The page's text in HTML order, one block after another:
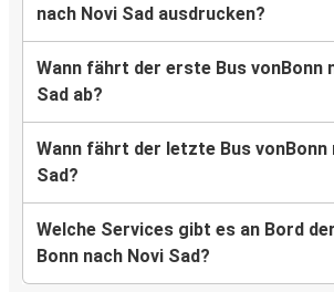
nach Novi Sad ausdrucken?
Wann fährt der erste Bus vonBonn
Sad ab?
Wann fährt der letzte Bus vonBonn
Sad?
Welche Services gibt es an Bord
Bonn nach Novi Sad?